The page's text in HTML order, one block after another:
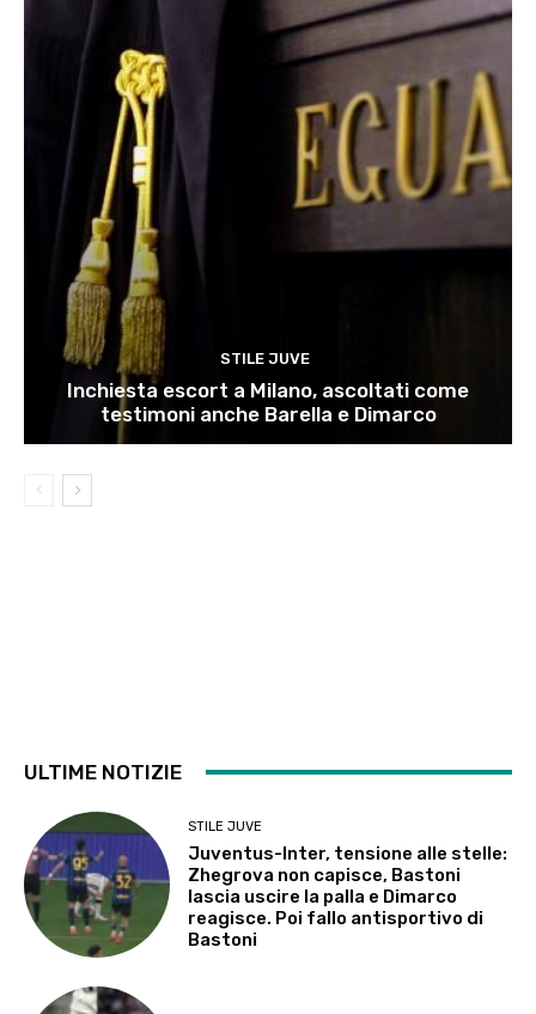
STILE JUVE
Inchiesta escort a Milano, ascoltati come
testimoni anche Barella e Dimarco
ULTIME NOTIZIE
STILE JUVE
Juventus-Inter, tensione alle stelle:
Zhegrova non capisce, Bastoni
lascia uscire la palla e Dimarco
reagisce. Poi fallo antisportivo di
Bastoni